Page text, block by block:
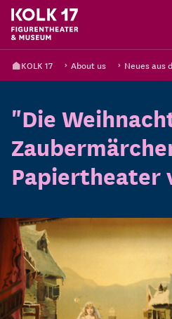
KOLK 17 About us Neues aus
"Die
Papiertheater